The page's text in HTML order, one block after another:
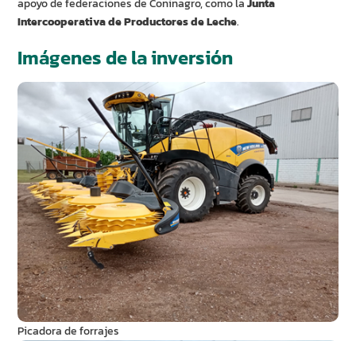
apoyo de federaciones de Coninagro, como laJunta
Intercooperativa de Productores de Leche.
Imágenes de la inversión
Picadora de forrajes